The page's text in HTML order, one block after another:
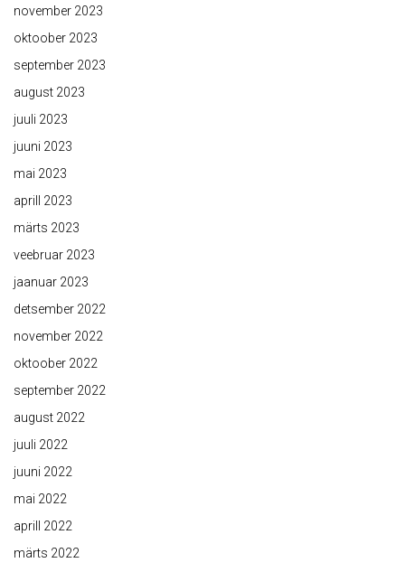
november 2023
oktoober 2023
september 2023
august 2023
juuli 2023
juuni 2023
mai 2023
aprill 2023
märts 2023
veebruar 2023
jaanuar 2023
detsember 2022
november 2022
oktoober 2022
september 2022
august 2022
juuli 2022
juuni 2022
mai 2022
aprill 2022
märts 2022